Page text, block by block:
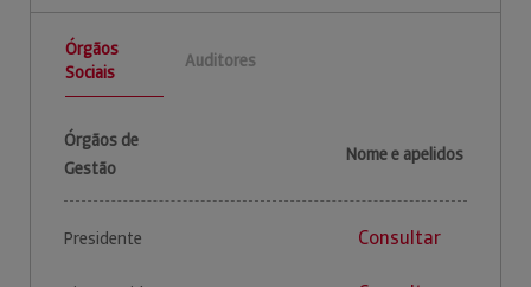
Órgãos
Sociais
Auditores
Órgãos de
Gestão
Nome e apelidos
Presidente Consultar